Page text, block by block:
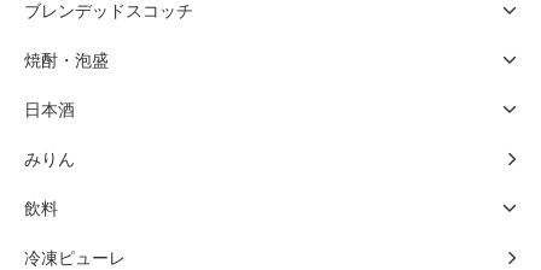
ブレンデッドスコッチ
焼酎・泡盛
日本酒
みりん
飲料
冷凍ピューレ